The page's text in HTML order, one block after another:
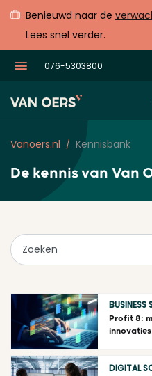
Benieuwd naar de
Lees snel verder.
076-5303800
Vanoers.nl Kennisbank
De kennis van Van
Zoeken
BUSINESS
Profit 8:
innovaties
DIGITAL